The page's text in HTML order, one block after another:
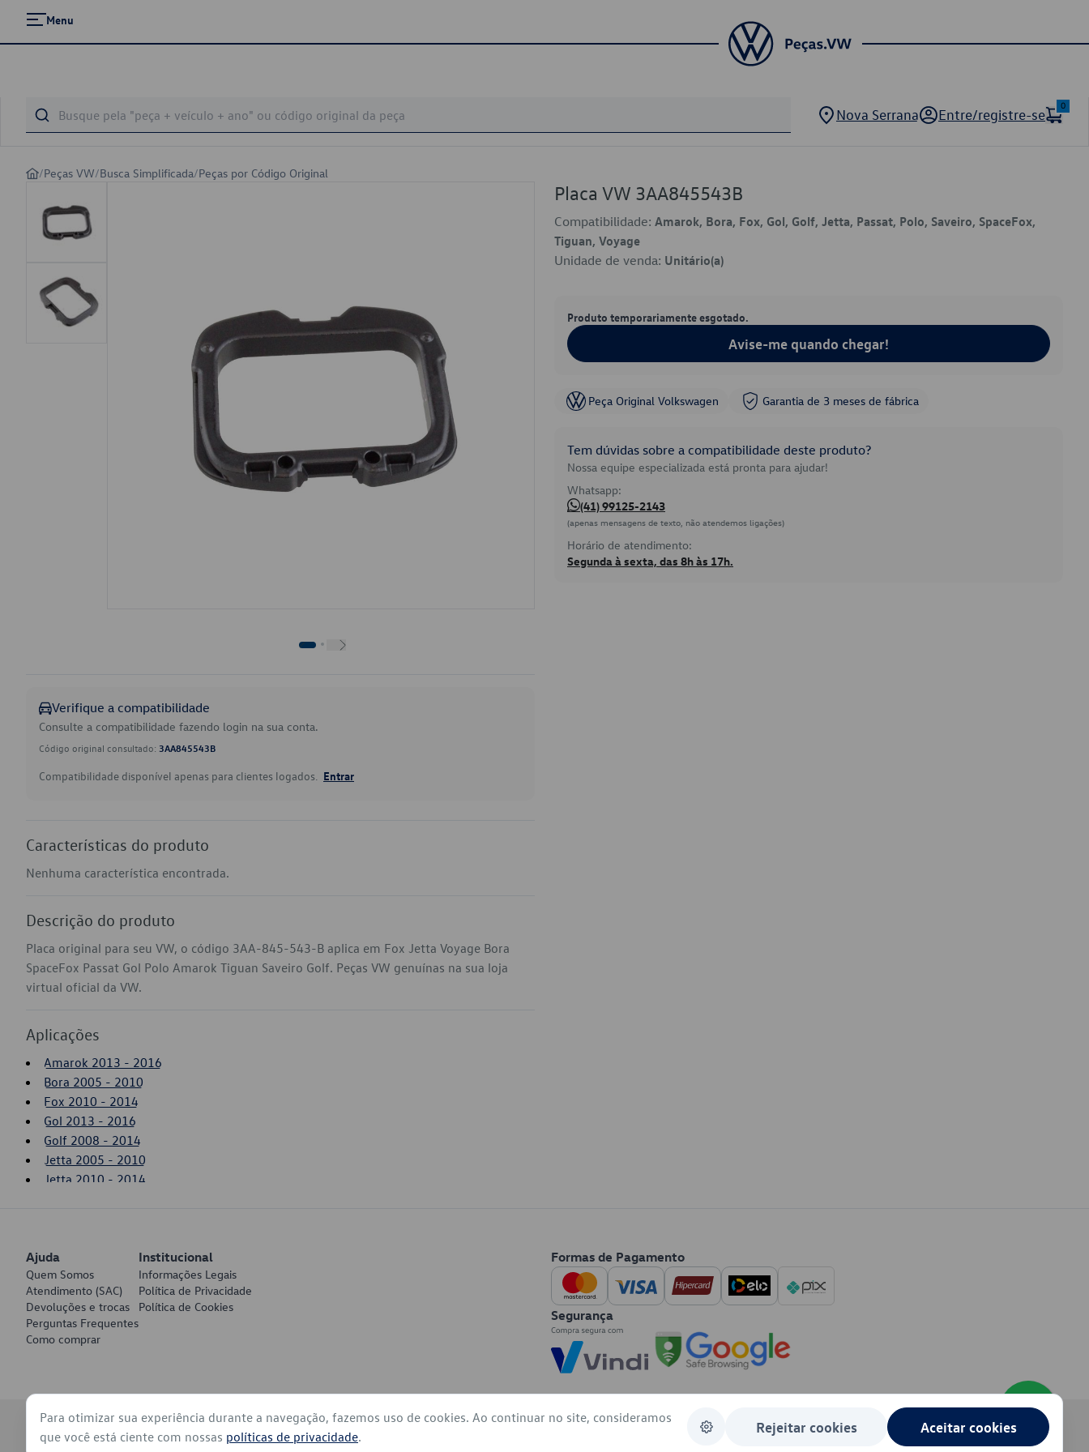
Menu
Nova Serrana Entre/registre-se
0
/Peças VW/Busca Simplificada/Peças por Código Original
Verifique a compatibilidade
Consulte a compatibilidade fazendo login na sua conta.
Código original consultado: 3AA845543B
Compatibilidade disponível apenas para clientes logados. Entrar
Características do produto
Nenhuma característica encontrada.
Descrição do produto
Placa original para seu VW, o código 3AA-845-543-B aplica em Fox Jetta Voyage Bora
SpaceFox Passat Gol Polo Amarok Tiguan Saveiro Golf. Peças VW genuínas na sua loja
virtual oficial da VW.
Aplicações
Amarok 2013 - 2016
Bora 2005 - 2010
Fox 2010 - 2014
Gol 2013 - 2016
Golf 2008 - 2014
Jetta 2005 - 2010
Jetta 2010 - 2014
SpaceFox 2011 - 2014
Tiguan 2008 - 2011
Voyage 2013 - 2016
Placa VW 3AA845543B
Compatibilidade: Amarok, Bora, Fox, Gol, Golf, Jetta, Passat, Polo, Saveiro, SpaceFox,
Tiguan, Voyage
Unidade de venda: Unitário(a)
Produto temporariamente esgotado.
Avise-me quando chegar!
Peça Original Volkswagen Garantia de 3 meses de fábrica
Tem dúvidas sobre a compatibilidade deste produto?
Nossa equipe especializada está pronta para ajudar!
Whatsapp:
(41) 99125-2143
(apenas mensagens de texto, não atendemos ligações)
Horário de atendimento:
Segunda à sexta, das 8h às 17h.
Ajuda
Quem Somos
Atendimento (SAC)
Devoluções e trocas
Perguntas Frequentes
Como comprar
Institucional
Informações Legais
Política de Privacidade
Política de Cookies
Formas de Pagamento
Segurança
© 2026 - Volkswagen do Brasil - Todos os direitos reservados
Para otimizar sua experiência durante a navegação, fazemos uso de cookies. Ao continuar no site, consideramos
que você está ciente com nossas políticas de privacidade.
Rejeitar cookies Aceitar cookies